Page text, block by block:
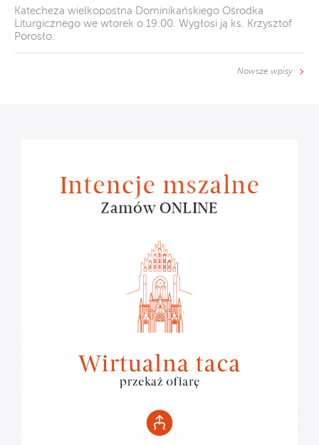
Katecheza wielkopostna Dominikańskiego Ośrodka
Liturgicznego we wtorek o 19:00. Wygłosi ją ks. Krzysztof
Porosło.
Nowsze wpisy